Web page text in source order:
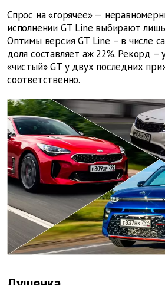
Спрос на «горячее» —
исполнении GT Line выбирают
Оптимы версия GT Line – в числе
доля составляет аж 22%. Рекорд –
«чистый» GT у двух последних
соответственно.